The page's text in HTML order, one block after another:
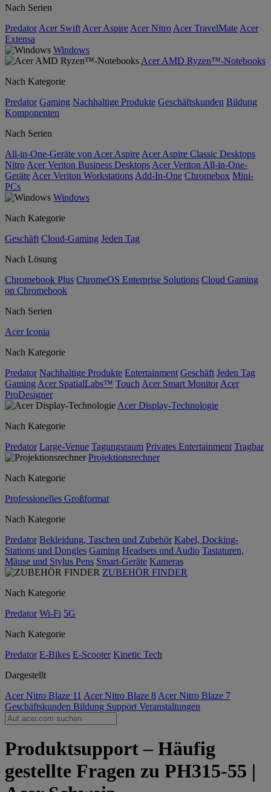
Nach Serien
Predator Acer Swift Acer Aspire Acer Nitro Acer TravelMate Acer
Extensa
Windows
Acer AMD Ryzen™-Notebooks
Nach Kategorie
Predator Gaming Nachhaltige Produkte Geschäftskunden Bildung
Komponenten
Nach Serien
All-in-One-Geräte von Acer Aspire Acer Aspire Classic Desktops
Nitro Acer Veriton Business Desktops Acer Veriton All-in-One-
Geräte Acer Veriton Workstations Add-In-One Chromebox Mini-
PCs
Windows
Nach Kategorie
Geschäft Cloud-Gaming Jeden Tag
Nach Lösung
Chromebook Plus ChromeOS Enterprise Solutions Cloud Gaming
on Chromebook
Nach Serien
Acer Iconia
Nach Kategorie
Predator Nachhaltige Produkte Entertainment Geschäft Jeden Tag
Gaming Acer SpatialLabs™ Touch Acer Smart Monitor Acer
ProDesigner
Acer Display-Technologie
Nach Kategorie
Predator Large-Venue Tagungsraum Privates Entertainment Tragbar
Projektionsrechner
Nach Kategorie
Professionelles Großformat
Nach Kategorie
Predator Bekleidung, Taschen und Zubehör Kabel, Docking-
Stations und Dongles Gaming Headsets und Audio Tastaturen,
Mäuse und Stylus Pens Smart-Geräte Kameras
ZUBEHÖR FINDER
Nach Kategorie
Predator Wi-Fi 5G
Nach Kategorie
Predator E-Bikes E-Scooter Kinetic Tech
Dargestellt
Acer Nitro Blaze 11 Acer Nitro Blaze 8 Acer Nitro Blaze 7
Geschäftskunden Bildung Support Veranstaltungen
Produktsupport – Häufig
gestellte Fragen zu PH315-55 |